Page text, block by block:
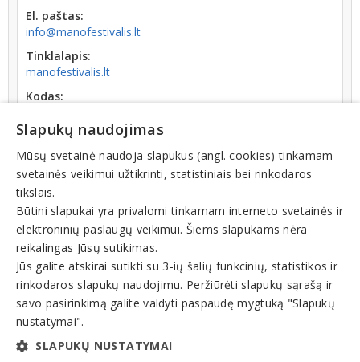
El. paštas:
info@manofestivalis.lt
Tinklalapis:
manofestivalis.lt
Kodas:
Registracijos data:
2012-12-31
Apyvarta:
19 676 €, pelnas po mokesčių -71,6 % (2025 m.)
Veiklos sritys
Laisvalaikio, poilsio, pramogų organizavimas
Slapukų naudojimas
Mūsų svetainė naudoja slapukus (angl. cookies) tinkamam
svetainės veikimui užtikrinti, statistiniais bei rinkodaros
tikslais.
Būtini slapukai yra privalomi tinkamam interneto svetainės ir
elektroninių paslaugų veikimui. Šiems slapukams nėra
reikalingas Jūsų sutikimas.
Jūs galite atskirai sutikti su 3-ių šalių funkcinių, statistikos ir
rinkodaros slapukų naudojimu. Peržiūrėti slapukų sąrašą ir
savo pasirinkimą galite valdyti paspaudę mygtuką "Slapukų
nustatymai".
SLAPUKŲ NUSTATYMAI